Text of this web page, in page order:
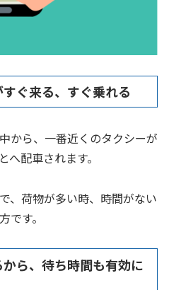
ぐ来る、すぐ乗れる
から、一番近くのタクシーが
配車されます。
、荷物が多い時、時間がない
です。
ら、待ち時間も有効に